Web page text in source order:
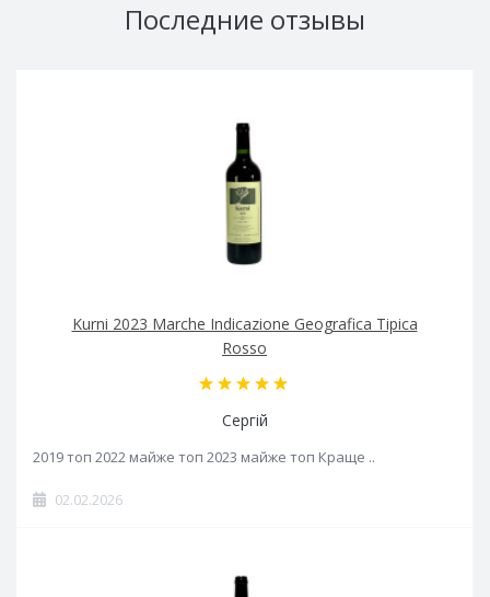
Последние отзывы
Kurni 2023 Marche Indicazione Geografica Tipica
Rosso
Сергій
2019 топ 2022 майже топ 2023 майже топ Краще ..
02.02.2026